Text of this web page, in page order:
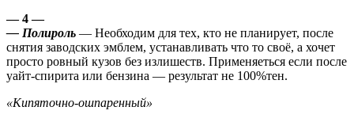
— 4 —
— Полироль — Необходим для тех, кто не планирует, после
снятия заводских эмблем, устанавливать что то своё, а хочет
просто ровный кузов без излишеств. Применяеться если после
уайт-спирита или бензина — результат не 100%тен.
«Кипяточно-ошпаренный»